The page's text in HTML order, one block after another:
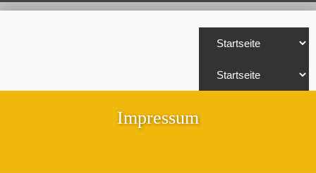
Impressum